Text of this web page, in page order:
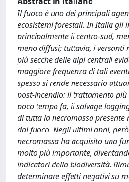
Il fuoco è uno dei principali
ecosistemi forestali. In Italia gli
principalmente il centro-sud,
meno diffusi; tuttavia, i versanti
più secche delle alpi centrali
maggiore frequenza di tali
spesso si rende necessario
post-incendio: il trattamento più
poco tempo fa, il salvage
di tutta la necromassa presente
dal fuoco. Negli ultimi anni,
necromassa ha acquisito una
molto più importante,
indicatori della biodiversità.
determinare effetti negativi su